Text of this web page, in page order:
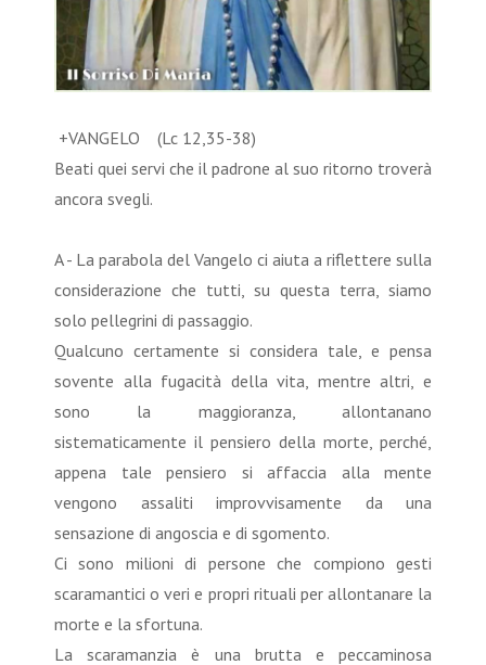
+VANGELO (Lc 12,35-38)
Beati quei servi che il padrone al suo ritorno troverà
ancora svegli.
A - La parabola del Vangelo ci aiuta a riflettere sulla
considerazione che tutti, su questa terra, siamo
solo pellegrini di passaggio.
Qualcuno certamente si considera tale, e pensa
sovente alla fugacità della vita, mentre altri, e
sono la maggioranza, allontanano
sistematicamente il pensiero della morte, perché,
appena tale pensiero si affaccia alla mente
vengono assaliti improvvisamente da una
sensazione di angoscia e di sgomento.
Ci sono milioni di persone che compiono gesti
scaramantici o veri e propri rituali per allontanare la
morte e la sfortuna.
La scaramanzia è una brutta e peccaminosa